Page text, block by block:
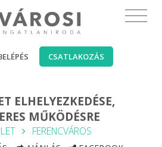
CSATLAKOZÁS
ELHELYEZKEDÉSE,
MŰKÖDÉSRE
FERENCVÁROS